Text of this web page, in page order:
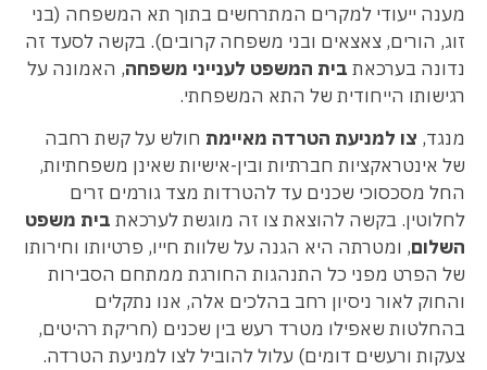
מענה ייעודי למקרים המתרחשים בתוך תא המשפחה (בני
זוג, הורים, צאצאים ובני משפחה קרובים). בקשה לסעד זה
נדונה בערכאתבית המשפט לענייני משפחה, האמונה על
רגישותו הייחודית של התא המשפחתי.
מנגד,צו למניעת הטרדה מאיימתחולש על קשת רחבה
של אינטראקציות חברתיות ובין-אישיות שאינן משפחתיות,
החל מסכסוכי שכנים עד להטרדות מצד גורמים זרים
לחלוטין. בקשה להוצאת צו זה מוגשת לערכאתבית משפט
השלום, ומטרתה היא הגנה על שלוות חייו, פרטיותו וחירותו
של הפרט מפני כל התנהגות החורגת ממתחם הסבירות
והחוק לאור ניסיון רחב בהלכים אלה, אנו נתקלים
בהחלטות שאפילו מטרד רעש בין שכנים (חריקת רהיטים,
צעקות ורעשים דומים) עלול להוביל לצו למניעת הטרדה.